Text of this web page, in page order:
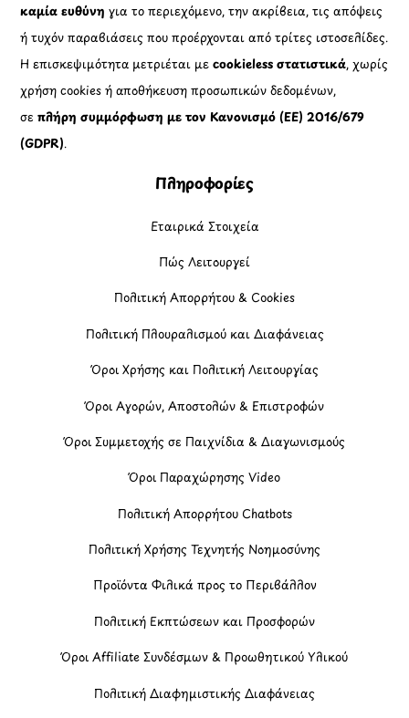
καμία ευθύνη για το περιεχόμενο, την ακρίβεια, τις απόψεις
ή τυχόν παραβιάσεις που προέρχονται από τρίτες ιστοσελίδες.
Η επισκεψιμότητα μετριέται μεcookieless στατιστικά, χωρίς
χρήση cookies ή αποθήκευση προσωπικών δεδομένων,
σεπλήρη συμμόρφωση με τον Κανονισμό (ΕΕ) 2016/679
(GDPR).
Πληροφορίες
Εταιρικά Στοιχεία
Πώς Λειτουργεί
Πολιτική Απορρήτου & Cookies
Πολιτική Πλουραλισμού και Διαφάνειας
Όροι Χρήσης και Πολιτική Λειτουργίας
Όροι Αγορών, Αποστολών & Επιστροφών
Όροι Συμμετοχής σε Παιχνίδια & Διαγωνισμούς
Όροι Παραχώρησης Video
Πολιτική Απορρήτου Chatbots
Πολιτική Χρήσης Τεχνητής Νοημοσύνης
Προϊόντα Φιλικά προς το Περιβάλλον
Πολιτική Εκπτώσεων και Προσφορών
Όροι Affiliate Συνδέσμων & Προωθητικού Υλικού
Πολιτική Διαφημιστικής Διαφάνειας